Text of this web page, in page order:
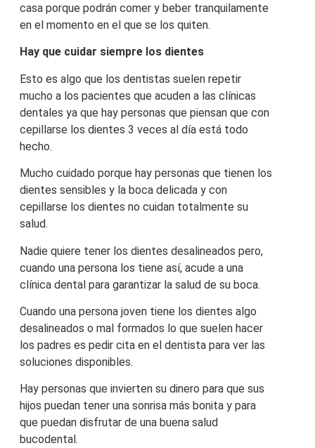
casa porque podrán comer y beber tranquilamente
en el momento en el que se los quiten.
Hay que cuidar siempre los dientes
Esto es algo que los dentistas suelen repetir
mucho a los pacientes que acuden a las clínicas
dentales ya que hay personas que piensan que con
cepillarse los dientes 3 veces al día está todo
hecho.
Mucho cuidado porque hay personas que tienen los
dientes sensibles y la boca delicada y con
cepillarse los dientes no cuidan totalmente su
salud.
Nadie quiere tener los dientes desalineados pero,
cuando una persona los tiene así, acude a una
clínica dental para garantizar la salud de su boca.
Cuando una persona joven tiene los dientes algo
desalineados o mal formados lo que suelen hacer
los padres es pedir cita en el dentista para ver las
soluciones disponibles.
Hay personas que invierten su dinero para que sus
hijos puedan tener una sonrisa más bonita y para
que puedan disfrutar de una buena salud
bucodental.